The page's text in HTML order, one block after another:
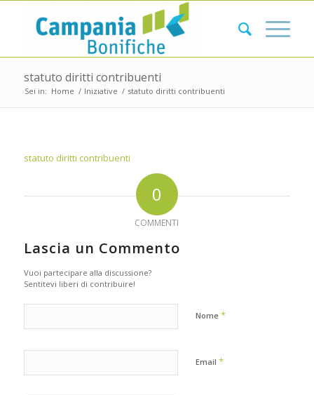
statuto diritti contribuenti
Sei in: Home / Iniziative / statuto diritti contribuenti
statuto diritti contribuenti
0
COMMENTI
Lascia un Commento
Vuoi partecipare alla discussione?
Sentitevi liberi di contribuire!
Nome *
Email *